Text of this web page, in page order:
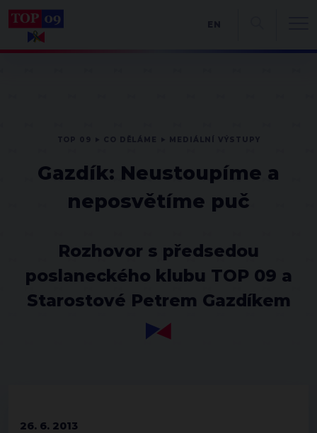
Gazdík: Neustoupíme a
neposvětíme puč
Rozhovor s předsedou
poslaneckého klubu TOP 09 a
Starostové Petrem Gazdíkem
26. 6. 2013